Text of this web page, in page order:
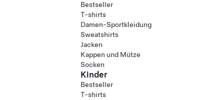
Bestseller
T-shirts
Damen-Sportkleidung
Sweatshirts
Jacken
Kappen und Mütze
Socken
Kinder
Bestseller
T-shirts